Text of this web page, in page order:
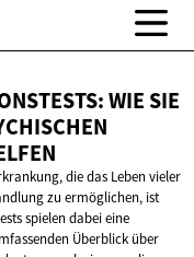
WIE SIE
die das Leben vieler
zu ermöglichen, ist
spielen dabei eine
Überblick über